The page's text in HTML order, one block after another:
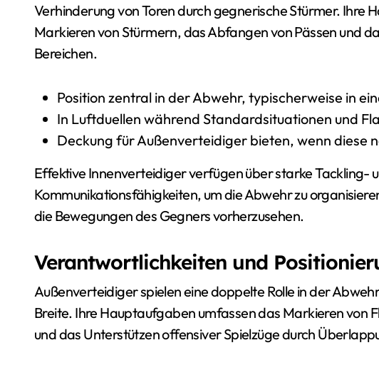
Verhinderung von Toren durch gegnerische Stürmer. Ihre
Markieren von Stürmern, das Abfangen von Pässen und
Bereichen.
Position zentral in der Abwehr, typischerweise in
In Luftduellen während Standardsituationen und
Deckung für Außenverteidiger bieten, wenn diese
Effektive Innenverteidiger verfügen über starke Tackling-
Kommunikationsfähigkeiten, um die Abwehr zu
die Bewegungen des Gegners vorherzusehen.
Verantwortlichkeiten und
Außenverteidiger spielen eine doppelte Rolle in der
Breite. Ihre Hauptaufgaben umfassen das Markieren von
und das Unterstützen offensiver Spielzüge durch